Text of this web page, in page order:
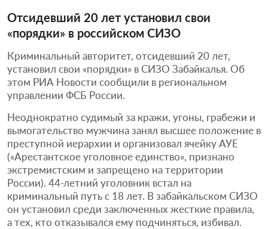
Отсидевший 20 лет установил свои
«порядки» в российском СИЗО
Криминальный авторитет, отсидевший 20 лет,
установил свои «порядки» в СИЗО Забайкалья. Об
этом РИА Новости сообщили в региональном
управлении ФСБ России.
Неоднократно судимый за кражи, угоны, грабежи и
вымогательство мужчина занял высшее положение в
преступной иерархии и организовал ячейку АУЕ
(«Арестантское уголовное единство», признано
экстремистским и запрещено на территории
России). 44-летний уголовник встал на
криминальный путь с 18 лет. В забайкальском СИЗО
он установил среди заключенных жесткие правила,
а тех, кто отказывался ему подчиняться, избивал.